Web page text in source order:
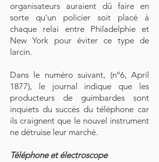
organisateurs auraient dû faire en
sorte qu'un policier soit placé à
chaque relai entre Philadelphie et
New York pour éviter ce type de
larcin.
Dans le numéro suivant, (n°6, April
1877), le journal indique que les
producteurs de guimbardes sont
inquiets du succès du téléphone car
ils craignent que le nouvel instrument
ne détruise leur marché.
Téléphone et électroscope